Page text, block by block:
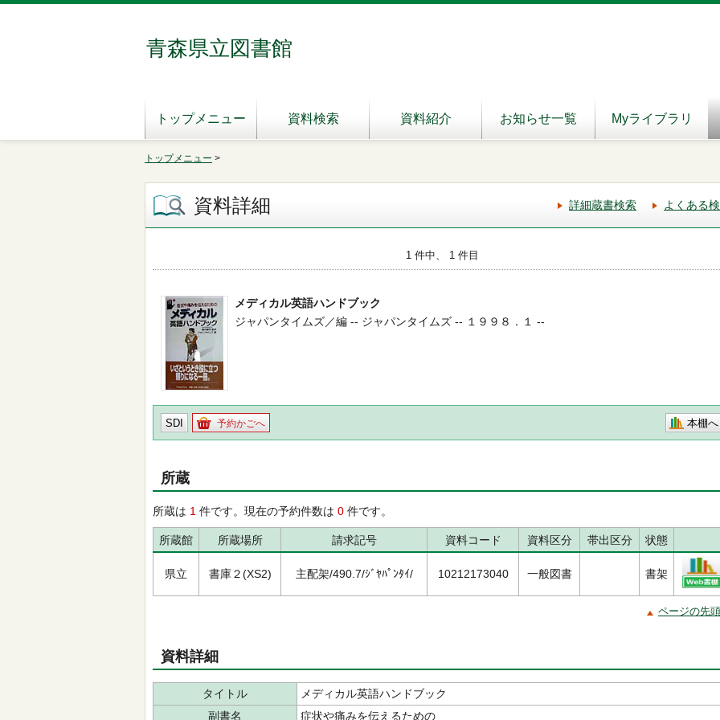
青森県立図書館
トップメニュー 資料検索 資料紹介 お知らせ一覧 Myライブラリ
トップメニュー >
資料詳細 詳細蔵書検索 よくある
1 件中、 1 件目
メディカル英語ハンドブック
ジャパンタイムズ／編 -- ジャパンタイムズ -- １９９８．１ --
SDI 予約かごへ 本棚へ
所蔵
所蔵は 1 件です。現在の予約件数は 0 件です。
所蔵館 所蔵場所 請求記号 資料コード 資料区分 帯出区分 状態
県立 書庫２(XS2) 主配架/490.7/ｼﾞﾔﾊﾟﾝﾀｲ/ 10212173040 一般図書 書架
ページの先
資料詳細
タイトル
メディカル英語ハンドブック
副書名
症状や痛みを伝えるための